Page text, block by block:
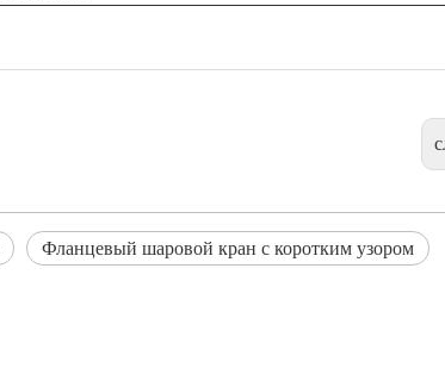
Фланцевый шаровой кран с коротким узором